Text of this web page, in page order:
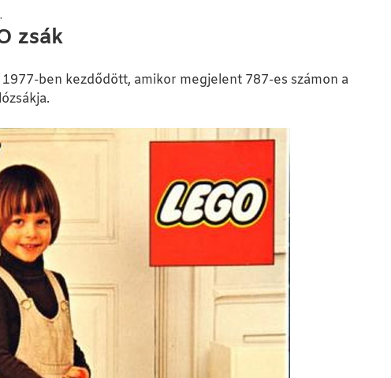
zsák
ben kezdődött, amikor megjelent 787-es számon a